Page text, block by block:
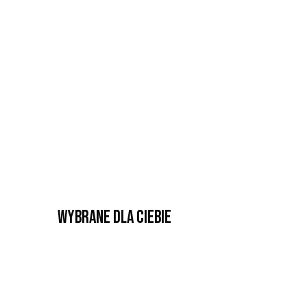
Wybrane dla Ciebie